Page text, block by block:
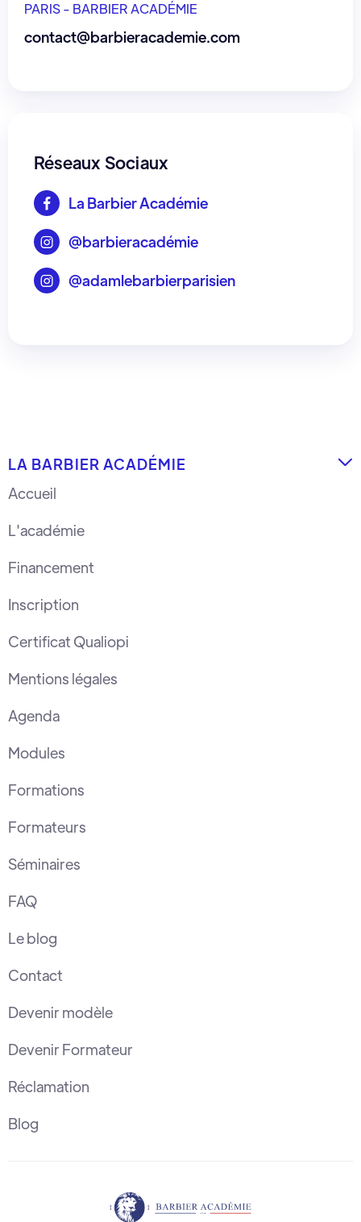
PARIS - BARBIER ACADÉMIE
contact@barbieracademie.com
Réseaux Sociaux
 La Barbier Académie
 @barbieracadémie
 @adamlebarbierparisien
LA BARBIER ACADÉMIE 
Accueil
L'académie
Financement
Inscription
Certificat Qualiopi
Mentions légales
Agenda
Modules
Formations
Formateurs
Séminaires
FAQ
Le blog
Contact
Devenir modèle
Devenir Formateur
Réclamation
Blog